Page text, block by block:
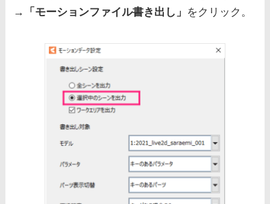
→「モーションファイル書き出し」 をクリック。